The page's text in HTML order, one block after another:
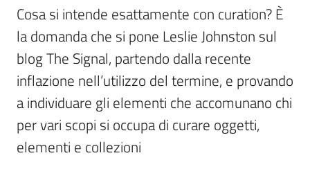
Argomenti
Contatti
Cosa si intende esattamente con curation? È
la domanda che si pone Leslie Johnston sul
blog The Signal, partendo dalla recente
inflazione nell’utilizzo del termine, e provando
a individuare gli elementi che accomunano chi
per vari scopi si occupa di curare oggetti,
elementi e collezioni